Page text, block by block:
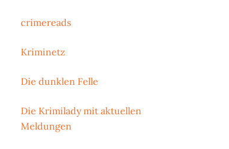
crimereads
Kriminetz
Die dunklen Felle
Die Krimilady mit aktuellen
Meldungen